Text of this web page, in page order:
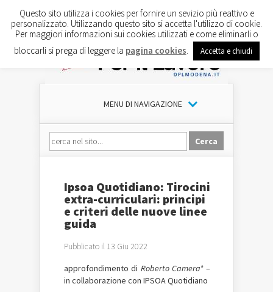
MENU DI NAVIGAZIONE
Ipsoa Quotidiano: Tirocini
extra-curriculari: principi
e criteri delle nuove linee
guida
Pubblicato il 13 Giu 2022
approfondimento di Roberto Camera*–
in collaborazione con IPSOA Quotidiano
Questo sito utilizza i cookies per fornire un sevizio più reattivo e
personalizzato. Utilizzando questo sito si accetta l'utilizzo di cookie.
Per maggiori informazioni sui cookies utilizzati e come eliminarli o
bloccarli si prega di leggere la pagina cookies Accetta e chiudi